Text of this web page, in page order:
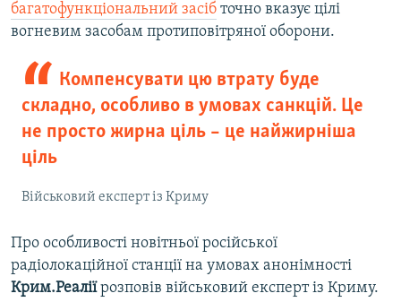
багатофункціональний засіб точно вказує цілі
вогневим засобам протиповітряної оборони.
Компенсувати цю втрату буде
складно, особливо в умовах санкцій. Це
не просто жирна ціль – це найжирніша
ціль
Військовий експерт із Криму
Про особливості новітньої російської
радіолокаційної станції на умовах анонімності
Крим.Реаліїрозповів військовий експерт із Криму.